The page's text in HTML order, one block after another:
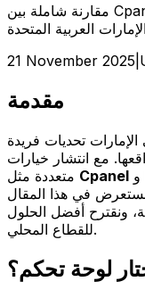
مقارنة شاملة بين Cpanel و Plesk لتحديد الخيار الأمثل للشركات
21 November 2025
مقدمة
تحديات فريدة
مع انتشار خيارات
Cpanel
في هذا المقال
ونقترح أفضل الحلول
للقطاع المحلي.
لوحة تحكم؟